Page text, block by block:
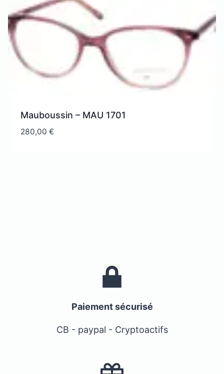
Mauboussin – MAU 1701
280,00€
Paiement sécurisé
CB - paypal - Cryptoactifs